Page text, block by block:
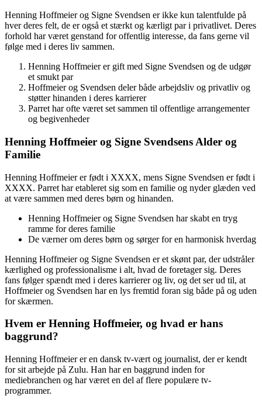
Henning Hoffmeier og Signe Svendsen er ikke kun talentfulde på
hver deres felt, de er også et stærkt og kærligt par i privatlivet. Deres
forhold har været genstand for offentlig interesse, da fans gerne vil
følge med i deres liv sammen.
Henning Hoffmeier er gift med Signe Svendsen og de udgør
et smukt par
Hoffmeier og Svendsen deler både arbejdsliv og privatliv og
støtter hinanden i deres karrierer
Parret har ofte været set sammen til offentlige arrangementer
og begivenheder
Henning Hoffmeier og Signe Svendsens Alder og
Familie
Henning Hoffmeier er født i XXXX, mens Signe Svendsen er født i
XXXX. Parret har etableret sig som en familie og nyder glæden ved
at være sammen med deres børn og hinanden.
Henning Hoffmeier og Signe Svendsen har skabt en tryg
ramme for deres familie
De værner om deres børn og sørger for en harmonisk hverdag
Henning Hoffmeier og Signe Svendsen er et skønt par, der udstråler
kærlighed og professionalisme i alt, hvad de foretager sig. Deres
fans følger spændt med i deres karrierer og liv, og det ser ud til, at
Hoffmeier og Svendsen har en lys fremtid foran sig både på og uden
for skærmen.
Hvem er Henning Hoffmeier, og hvad er hans
baggrund?
Henning Hoffmeier er en dansk tv-vært og journalist, der er kendt
for sit arbejde på Zulu. Han har en baggrund inden for
mediebranchen og har været en del af flere populære tv-
programmer.